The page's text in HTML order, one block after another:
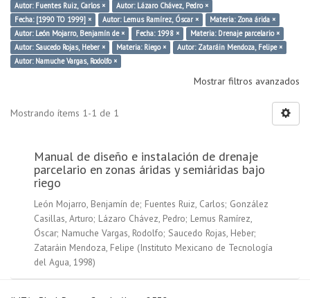
Autor: Fuentes Ruiz, Carlos ×
Autor: Lázaro Chávez, Pedro ×
Fecha: [1990 TO 1999] ×
Autor: Lemus Ramírez, Óscar ×
Materia: Zona árida ×
Autor: León Mojarro, Benjamín de ×
Fecha: 1998 ×
Materia: Drenaje parcelario ×
Autor: Saucedo Rojas, Heber ×
Materia: Riego ×
Autor: Zataráin Mendoza, Felipe ×
Autor: Namuche Vargas, Rodolfo ×
Mostrar filtros avanzados
Mostrando ítems 1-1 de 1
Manual de diseño e instalación de drenaje
parcelario en zonas áridas y semiáridas bajo
riego
León Mojarro, Benjamín de; Fuentes Ruiz, Carlos; González
Casillas, Arturo; Lázaro Chávez, Pedro; Lemus Ramírez,
Óscar; Namuche Vargas, Rodolfo; Saucedo Rojas, Heber;
Zataráin Mendoza, Felipe (Instituto Mexicano de Tecnología
del Agua, 1998)